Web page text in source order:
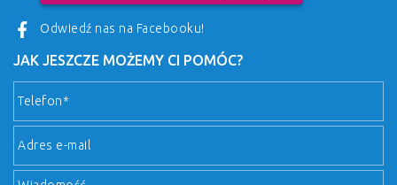
Odwiedź nas na Facebooku!
JAK JESZCZE MOŻEMY CI POMÓC?